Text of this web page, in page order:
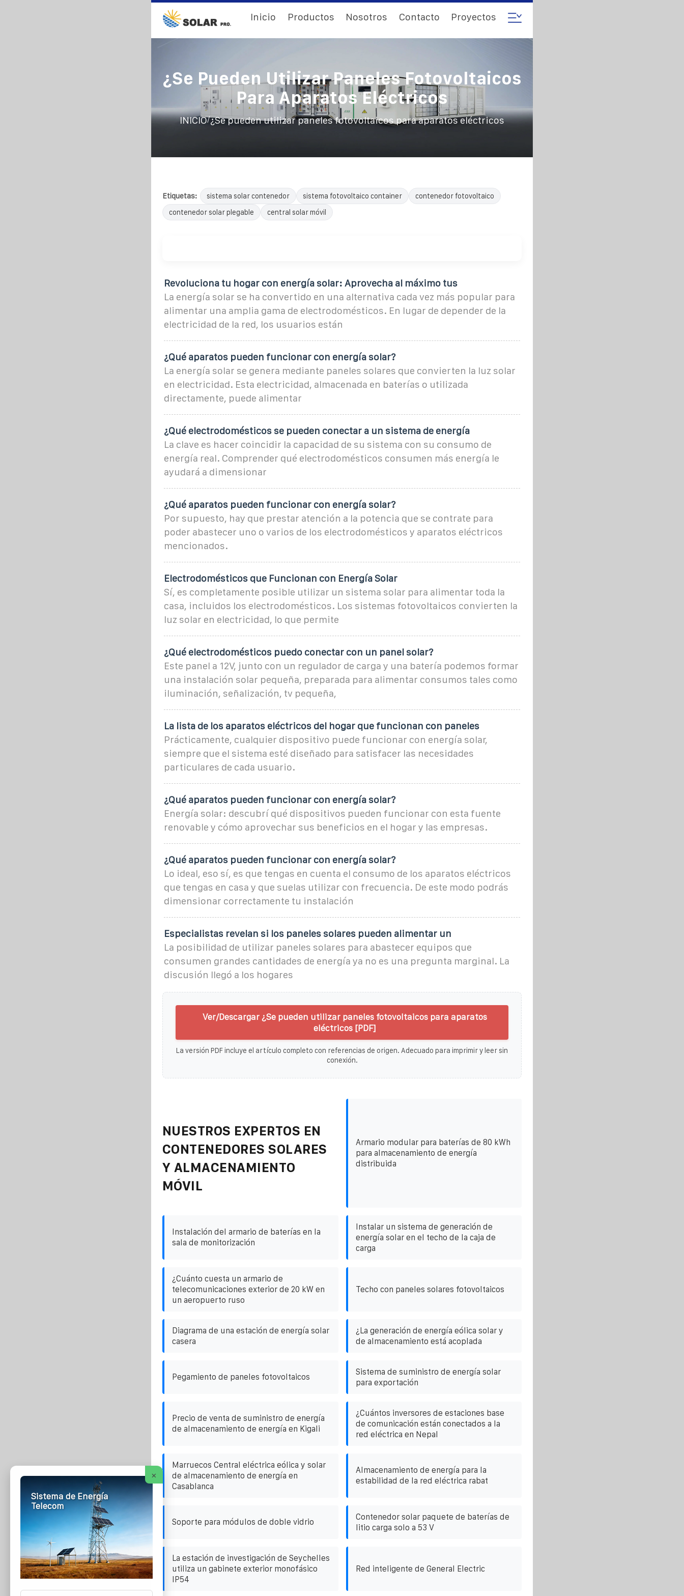
Inicio Productos Nosotros Contacto Proyectos
¿Se Pueden Utilizar Paneles Fotovoltaicos
Para Aparatos Eléctricos
INICIO/¿Se pueden utilizar paneles fotovoltaicos para aparatos eléctricos
Etiquetas: sistema solar contenedor sistema fotovoltaico container
contenedor fotovoltaico
contenedor solar plegable
central solar móvil
Revoluciona tu hogar con energía solar: Aprovecha al máximo tus
La energía solar se ha convertido en una alternativa cada vez más popular para
alimentar una amplia gama de electrodomésticos. En lugar de depender de la
electricidad de la red, los usuarios están
¿Qué aparatos pueden funcionar con energía solar?
La energía solar se genera mediante paneles solares que convierten la luz solar
en electricidad. Esta electricidad, almacenada en baterías o utilizada
directamente, puede alimentar
¿Qué electrodomésticos se pueden conectar a un sistema de energía
La clave es hacer coincidir la capacidad de su sistema con su consumo de
energía real. Comprender qué electrodomésticos consumen más energía le
ayudará a dimensionar
¿Qué aparatos pueden funcionar con energía solar?
Por supuesto, hay que prestar atención a la potencia que se contrate para
poder abastecer uno o varios de los electrodomésticos y aparatos eléctricos
mencionados.
Electrodomésticos que Funcionan con Energía Solar
Sí, es completamente posible utilizar un sistema solar para alimentar toda la
casa, incluidos los electrodomésticos. Los sistemas fotovoltaicos convierten la
luz solar en electricidad, lo que permite
¿Qué electrodomésticos puedo conectar con un panel solar?
Este panel a 12V, junto con un regulador de carga y una batería podemos formar
una instalación solar pequeña, preparada para alimentar consumos tales como
iluminación, señalización, tv pequeña,
La lista de los aparatos eléctricos del hogar que funcionan con paneles
Prácticamente, cualquier dispositivo puede funcionar con energía solar,
siempre que el sistema esté diseñado para satisfacer las necesidades
particulares de cada usuario.
¿Qué aparatos pueden funcionar con energía solar?
Energía solar: descubrí qué dispositivos pueden funcionar con esta fuente
renovable y cómo aprovechar sus beneficios en el hogar y las empresas.
¿Qué aparatos pueden funcionar con energía solar?
Lo ideal, eso sí, es que tengas en cuenta el consumo de los aparatos eléctricos
que tengas en casa y que suelas utilizar con frecuencia. De este modo podrás
dimensionar correctamente tu instalación
Especialistas revelan si los paneles solares pueden alimentar un
La posibilidad de utilizar paneles solares para abastecer equipos que
consumen grandes cantidades de energía ya no es una pregunta marginal. La
discusión llegó a los hogares
Ver/Descargar ¿Se pueden utilizar paneles fotovoltaicos para aparatos
eléctricos [PDF]
La versión PDF incluye el artículo completo con referencias de origen. Adecuado para imprimir y leer sin
conexión.
NUESTROS EXPERTOS EN
CONTENEDORES SOLARES
Y ALMACENAMIENTO
MÓVIL
Armario modular para baterías de 80 kWh
para almacenamiento de energía
distribuida
Instalación del armario de baterías en la
sala de monitorización
Instalar un sistema de generación de
energía solar en el techo de la caja de
carga
¿Cuánto cuesta un armario de
telecomunicaciones exterior de 20 kW en
un aeropuerto ruso
Techo con paneles solares fotovoltaicos
Diagrama de una estación de energía solar
casera
¿La generación de energía eólica solar y
de almacenamiento está acoplada
Pegamiento de paneles fotovoltaicos
Sistema de suministro de energía solar
para exportación
Precio de venta de suministro de energía
de almacenamiento de energía en Kigali
¿Cuántos inversores de estaciones base
de comunicación están conectados a la
red eléctrica en Nepal
Marruecos Central eléctrica eólica y solar
de almacenamiento de energía en
Casablanca
Almacenamiento de energía para la
estabilidad de la red eléctrica rabat
Soporte para módulos de doble vidrio
Contenedor solar paquete de baterías de
litio carga solo a 53 V
La estación de investigación de Seychelles
utiliza un gabinete exterior monofásico
IP54
Red inteligente de General Electric
×
Sistema de Energía
Telecom